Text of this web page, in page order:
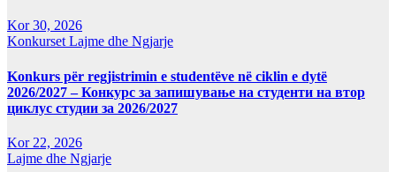
Kor 30, 2026
Konkurset Lajme dhe Ngjarje
Konkurs për regjistrimin e studentëve në ciklin e dytë
2026/2027 – Конкурс за запишување на студенти на втор
циклус студии за 2026/2027
Kor 22, 2026
Lajme dhe Ngjarje